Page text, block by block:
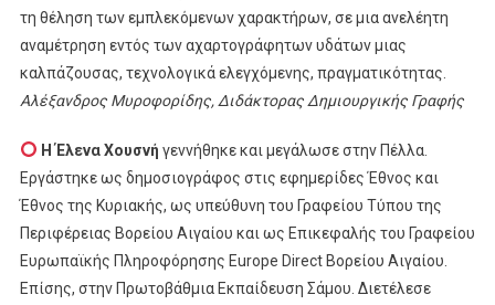
τη θέληση των εμπλεκόμενων χαρακτήρων, σε μια ανελέητη
αναμέτρηση εντός των αχαρτογράφητων υδάτων μιας
καλπάζουσας, τεχνολογικά ελεγχόμενης, πραγματικότητας.
Αλέξανδρος Μυροφορίδης, Διδάκτορας Δημιουργικής Γραφής
Η Έλενα Χουσνή γεννήθηκε και μεγάλωσε στην Πέλλα.
Εργάστηκε ως δημοσιογράφος στις εφημερίδες Έθνος και
Έθνος της Κυριακής, ως υπεύθυνη του Γραφείου Τύπου της
Περιφέρειας Βορείου Αιγαίου και ως Επικεφαλής του Γραφείου
Ευρωπαϊκής Πληροφόρησης Europe Direct Βορείου Αιγαίου.
Επίσης, στην Πρωτοβάθμια Εκπαίδευση Σάμου. Διετέλεσε